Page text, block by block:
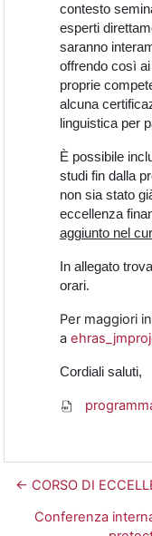
contesto
esperti
saranno
offrendo così
proprie
alcuna
linguistica per
È possibile
studi fin dalla
non sia stato
eccellenza
aggiunto nel
In allegato
orari.
Per maggiori
a
Cordiali saluti,
← CORSO DI
Conferenza